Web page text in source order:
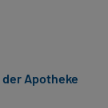
Apotheke